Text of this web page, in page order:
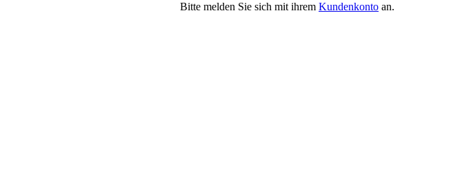
Bitte melden Sie sich mit ihrem Kundenkonto an.